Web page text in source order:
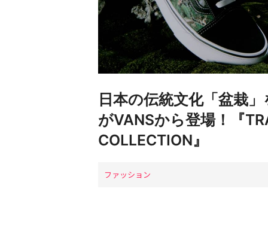
日本の伝統文化「盆栽
がVANSから登場！『
COLLECTION』
ファッション